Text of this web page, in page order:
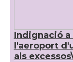
Indignació a
l'aeroport
als